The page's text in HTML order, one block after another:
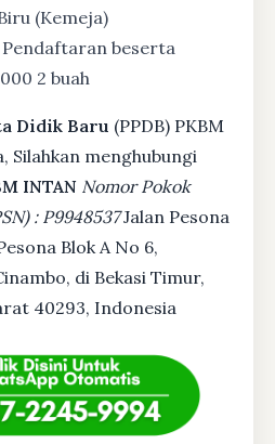
(Kemeja)
Pendaftaran beserta
2 buah
Didik Baru (PPDB) PKBM
Silahkan menghubungi
INTAN Nomor Pokok
: P9948537Jalan Pesona
Blok A No 6,
di Bekasi Timur,
40293, Indonesia